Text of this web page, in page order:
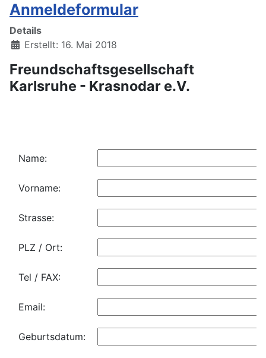
Anmeldeformular
Details
Erstellt: 16. Mai 2018
Freundschaftsgesellschaft
Karlsruhe - Krasnodar e.V.
Name:
Vorname:
Strasse:
PLZ / Ort:
Tel / FAX:
Email:
Geburtsdatum: